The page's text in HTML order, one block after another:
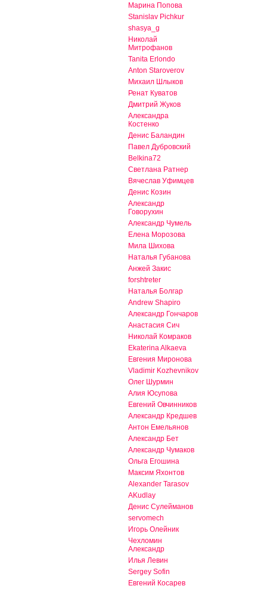
Марина Попова
Stanislav Pichkur
shasya_g
Николай
Митрофанов
Tanita Erlondo
Anton Staroverov
Михаил Шлыков
Ренат Куватов
Дмитрий Жуков
Александра
Костенко
Денис Баландин
Павел Дубровский
Belkina72
Светлана Ратнер
Вячеслав Уфимцев
Денис Козин
Александр
Говорухин
Александр Чумель
Елена Морозова
Мила Шихова
Наталья Губанова
Анжей Закис
forshtreter
Наталья Болгар
Andrew Shapiro
Александр Гончаров
Анастасия Сич
Николай Комраков
Ekaterina Alkaeva
Евгения Миронова
Vladimir Kozhevnikov
Олег Шурмин
Алия Юсупова
Евгений Овчинников
Александр Кредшев
Антон Емельянов
Александр Бет
Александр Чумаков
Ольга Егошина
Максим Яхонтов
Alexander Tarasov
AKudlay
Денис Сулейманов
servomech
Игорь Олейник
Чехломин
Александр
Илья Левин
Sergey Sofin
Евгений Косарев